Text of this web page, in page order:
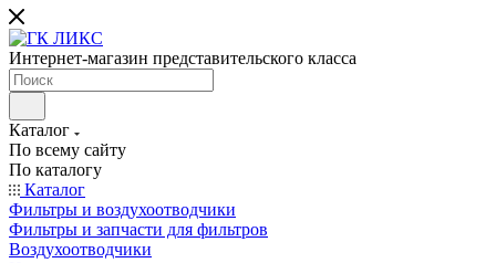
Интернет-магазин представительского класса
Каталог
По всему сайту
По каталогу
Каталог
Фильтры и воздухоотводчики
Фильтры и запчасти для фильтров
Воздухоотводчики